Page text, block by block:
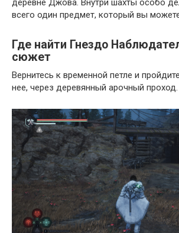
всего один предмет, который вы
Где найти Гнездо
сюжет
Вернитесь к временной петле и
нее, через деревянный арочный проход.